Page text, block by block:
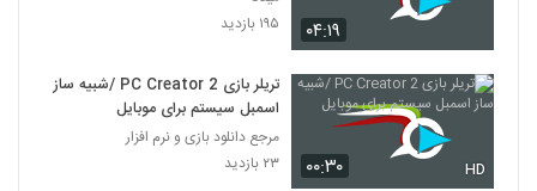
۰۴:۱۹
۱۹۵ بازدید
۰۰:۳۰ HD
تریلر بازی PC Creator 2 /شبیه ساز
اسمبل سیستم برای موبایل
مرجع دانلود بازی و نرم افزار
۲۳ بازدید